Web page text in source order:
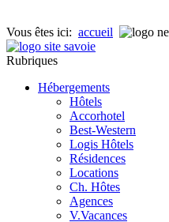
Vous êtes ici: accueil
Rubriques
Hébergements
Hôtels
Accorhotel
Best-Western
Logis Hôtels
Résidences
Locations
Ch. Hôtes
Agences
V.Vacances